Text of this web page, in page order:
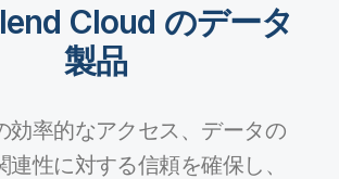
Cloud のデータ
製品
効率的なアクセス、データの
連性に対する信頼を確保し、